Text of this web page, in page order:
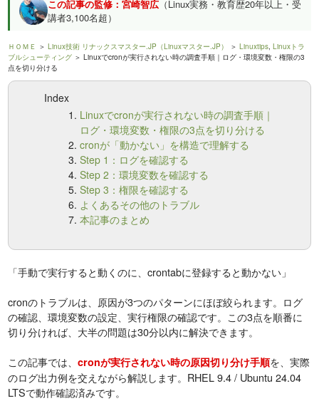
この記事の監修：宮崎智広 （Linux実務・教育歴20年以上・受
講者3,100名超）
ＨＯＭＥ ＞Linux技術 リナックスマスター.JP（Linuxマスター.JP） ＞Linuxtips,Linuxトラ
ブルシューティング ＞ Linuxでcronが実行されない時の調査手順｜ログ・環境変数・権限の3
点を切り分ける
Index
Linuxでcronが実行されない時の調査手順｜
ログ・環境変数・権限の3点を切り分ける
cronが「動かない」を構造で理解する
Step 1：ログを確認する
Step 2：環境変数を確認する
Step 3：権限を確認する
よくあるその他のトラブル
本記事のまとめ
「手動で実行すると動くのに、crontabに登録すると動かない」
cronのトラブルは、原因が3つのパターンにほぼ絞られます。ログ
の確認、環境変数の設定、実行権限の確認です。この3点を順番に
切り分ければ、大半の問題は30分以内に解決できます。
この記事では、cronが実行されない時の原因切り分け手順を、実際
のログ出力例を交えながら解説します。RHEL 9.4 / Ubuntu 24.04
LTSで動作確認済みです。